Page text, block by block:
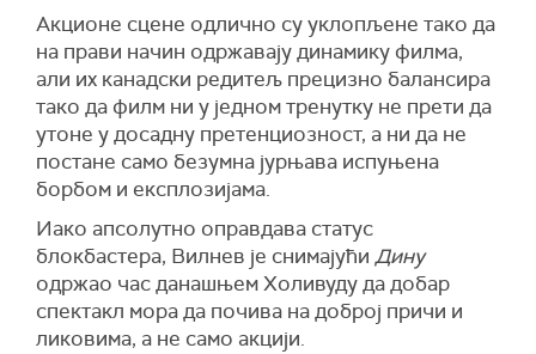
Акционе сцене одлично су уклопљене тако да
на прави начин одржавају динамику филма,
али их канадски редитељ прецизно балансира
тако да филм ни у једном тренутку не прети да
утоне у досадну претенциозност, а ни да не
постане само безумна јурњава испуњена
борбом и експлозијама.
Иако апсолутно оправдава статус
блокбастера, Вилнев је снимајући Дину
одржао час данашњем Холивуду да добар
спектакл мора да почива на доброј причи и
ликовима, а не само акцији.